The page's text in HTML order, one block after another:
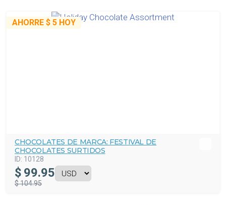
AHORRE $ 5 HOY
CHOCOLATES DE MARCA: FESTIVAL DE
CHOCOLATES SURTIDOS
ID: 10128
$ 99.95
$ 104.95